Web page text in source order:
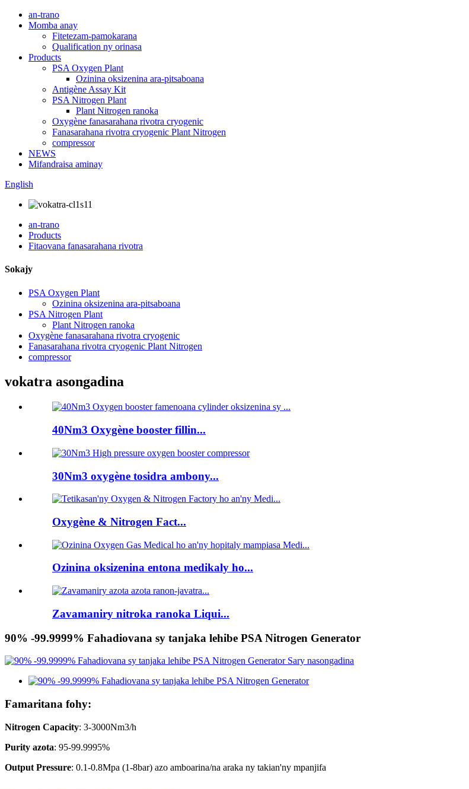
an-trano
Momba anay
Fitetezam-pamokarana
Qualification ny orinasa
Products
PSA Oxygen Plant
Ozinina oksizenina ara-pitsaboana
Antigène Assay Kit
PSA Nitrogen Plant
Plant Nitrogen ranoka
Oxygène fanasarahana rivotra cryogenic
Fanasarahana rivotra cryogenic Plant Nitrogen
compressor
NEWS
Mifandraisa aminay
English
an-trano
Products
Fitaovana fanasarahana rivotra
Sokajy
PSA Oxygen Plant
Ozinina oksizenina ara-pitsaboana
PSA Nitrogen Plant
Plant Nitrogen ranoka
Oxygène fanasarahana rivotra cryogenic
Fanasarahana rivotra cryogenic Plant Nitrogen
compressor
vokatra asongadina
40Nm3 Oxygène booster fillin...
30Nm3 oxygène tosidra ambony...
Oxygène & Nitrogen Fact...
Ozinina oksizenina entona medikaly ho...
Zavamaniry nitroka ranoka Liqui...
90% -99.9999% Fahadiovana sy tanjaka lehibe PSA Nitrogen Generator
Famaritana fohy:
Nitrogen Capacity: 3-3000Nm3/h
Purity azota: 95-99.9995%
Output Pressure: 0.1-0.8Mpa (1-8bar) azo amboarina/na araka ny takian'ny mpanjifa